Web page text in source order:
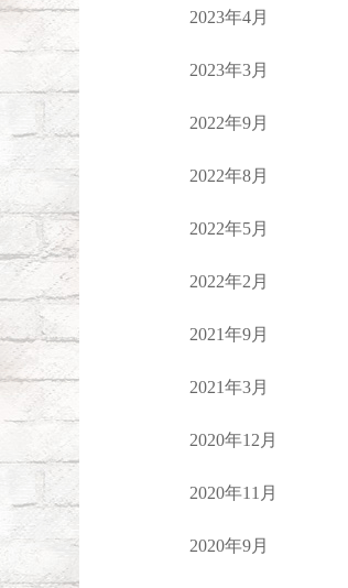
2023年4月
2023年3月
2022年9月
2022年8月
2022年5月
2022年2月
2021年9月
2021年3月
2020年12月
2020年11月
2020年9月